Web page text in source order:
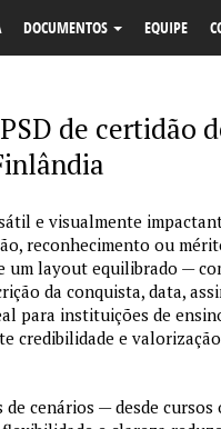
DOCUMENTOS EQUIPE
de certidão
e visualmente
reconhecimento ou
um layout equilibrado —
da conquista, data,
para instituições de
credibilidade e
cenários — desde